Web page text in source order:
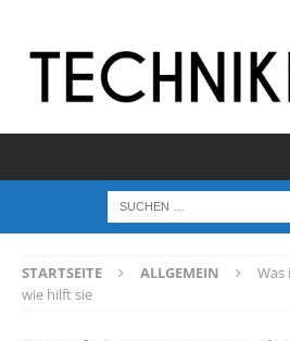
STARTSEITE ALLGEMEIN
Was
wie hilft sie